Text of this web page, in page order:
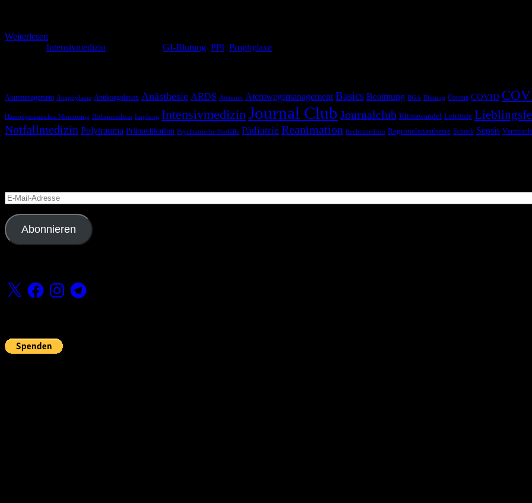
Weiterlesen
Intensivmedizin GI-Blutung PPI Prophylaxe
Akutmanagement Anaphylaxie Antikoagulation Anästhesie ARDS Atemnot Atemwegsmanagement Basics Beatmung BGA Blutung Corona COVID
Hämodynamisches Monitoring Höhenmedizin Impfung Intensivmedizin Journal Club Journalclub Klimawandel Leitlinie
Notfallmedizin Polytrauma Prämedikation Psychiatrische Notfälle Pädiatrie Reanimation Rechtsmedizin Regionalanästhesie Schock Sepsis
E-
Mail-
Adresse
Abonnieren
X FacebookInstagramTelegram